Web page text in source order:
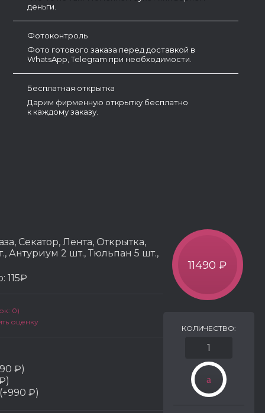
деньги.
Фотоконтроль
Фото готового заказа перед доставкой в
WhatsApp, Telegram при необходимости.
Бесплатная открытка
Дарим фирменную открытку бесплатно
к каждому заказу.
Секатор, Лента, Открытка,
Антуриум 2 шт., Тюльпан 5 шт.,
115₽
0)
оценку
₽)
₽)
11490 ₽
КОЛИЧЕСТВО: